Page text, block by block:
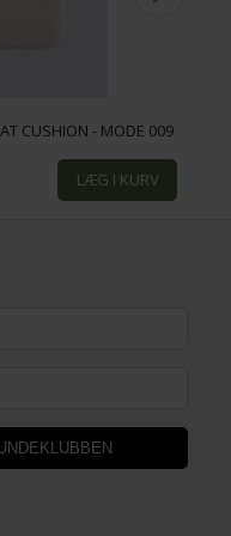
CUSHION - MODE 009